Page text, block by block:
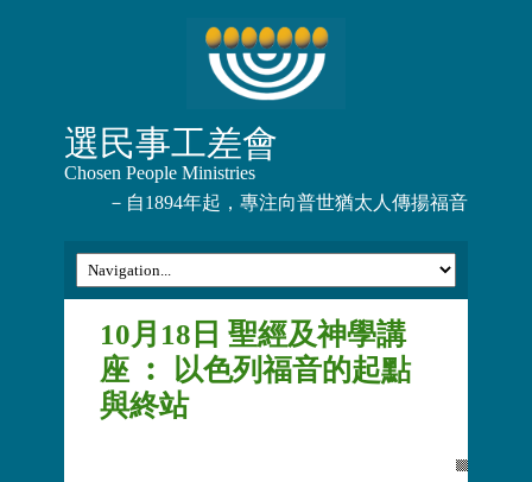
選民事工差會
Chosen People Ministries
－自1894年起，專注向普世猶太人傳揚福音
10月18日 聖經及神學講
座 ︰ 以色列福音的起點
與終站